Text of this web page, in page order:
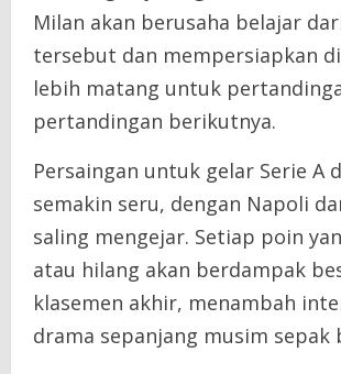
Milan akan berusaha belajar
tersebut dan mempersiapkan
lebih matang untuk
pertandingan berikutnya.
Persaingan untuk gelar Serie A
semakin seru, dengan Napoli
saling mengejar. Setiap poin
atau hilang akan berdampak
klasemen akhir, menambah
drama sepanjang musim sepak